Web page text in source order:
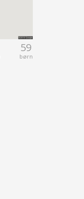
59
børn